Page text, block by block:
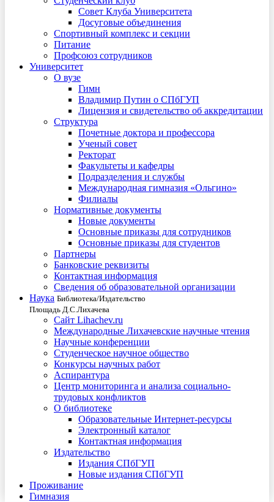
Совет Клуба Университета
Досуговые объединения
Спортивный комплекс и секции
Питание
Профсоюз сотрудников
Университет
О вузе
Гимн
Владимир Путин о СПбГУП
Лицензия и свидетельство об аккредитации
Структура
Почетные доктора и профессора
Ученый совет
Ректорат
Факультеты и кафедры
Подразделения и службы
Международная гимназия «Ольгино»
Филиалы
Нормативные документы
Новые документы
Основные приказы для сотрудников
Основные приказы для студентов
Партнеры
Банковские реквизиты
Контактная информация
Сведения об образовательной организации
Наука Библиотека/Издательство
Площадь Д.С.Лихачева
Сайт Lihachev.ru
Международные Лихачевские научные чтения
Научные конференции
Студенческое научное общество
Конкурсы научных работ
Аспирантура
Центр мониторинга и анализа социально-
трудовых конфликтов
О библиотеке
Образовательные Интернет-ресурсы
Электронный каталог
Контактная информация
Издательство
Издания СПбГУП
Новые издания СПбГУП
Проживание
Гимназия